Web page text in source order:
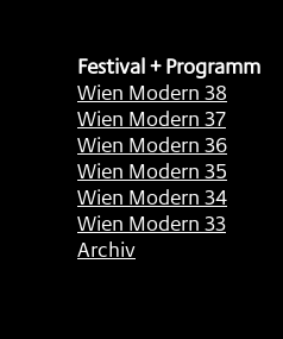
Festival + Programm
Wien Modern 38
Wien Modern 37
Wien Modern 36
Wien Modern 35
Wien Modern 34
Wien Modern 33
Archiv